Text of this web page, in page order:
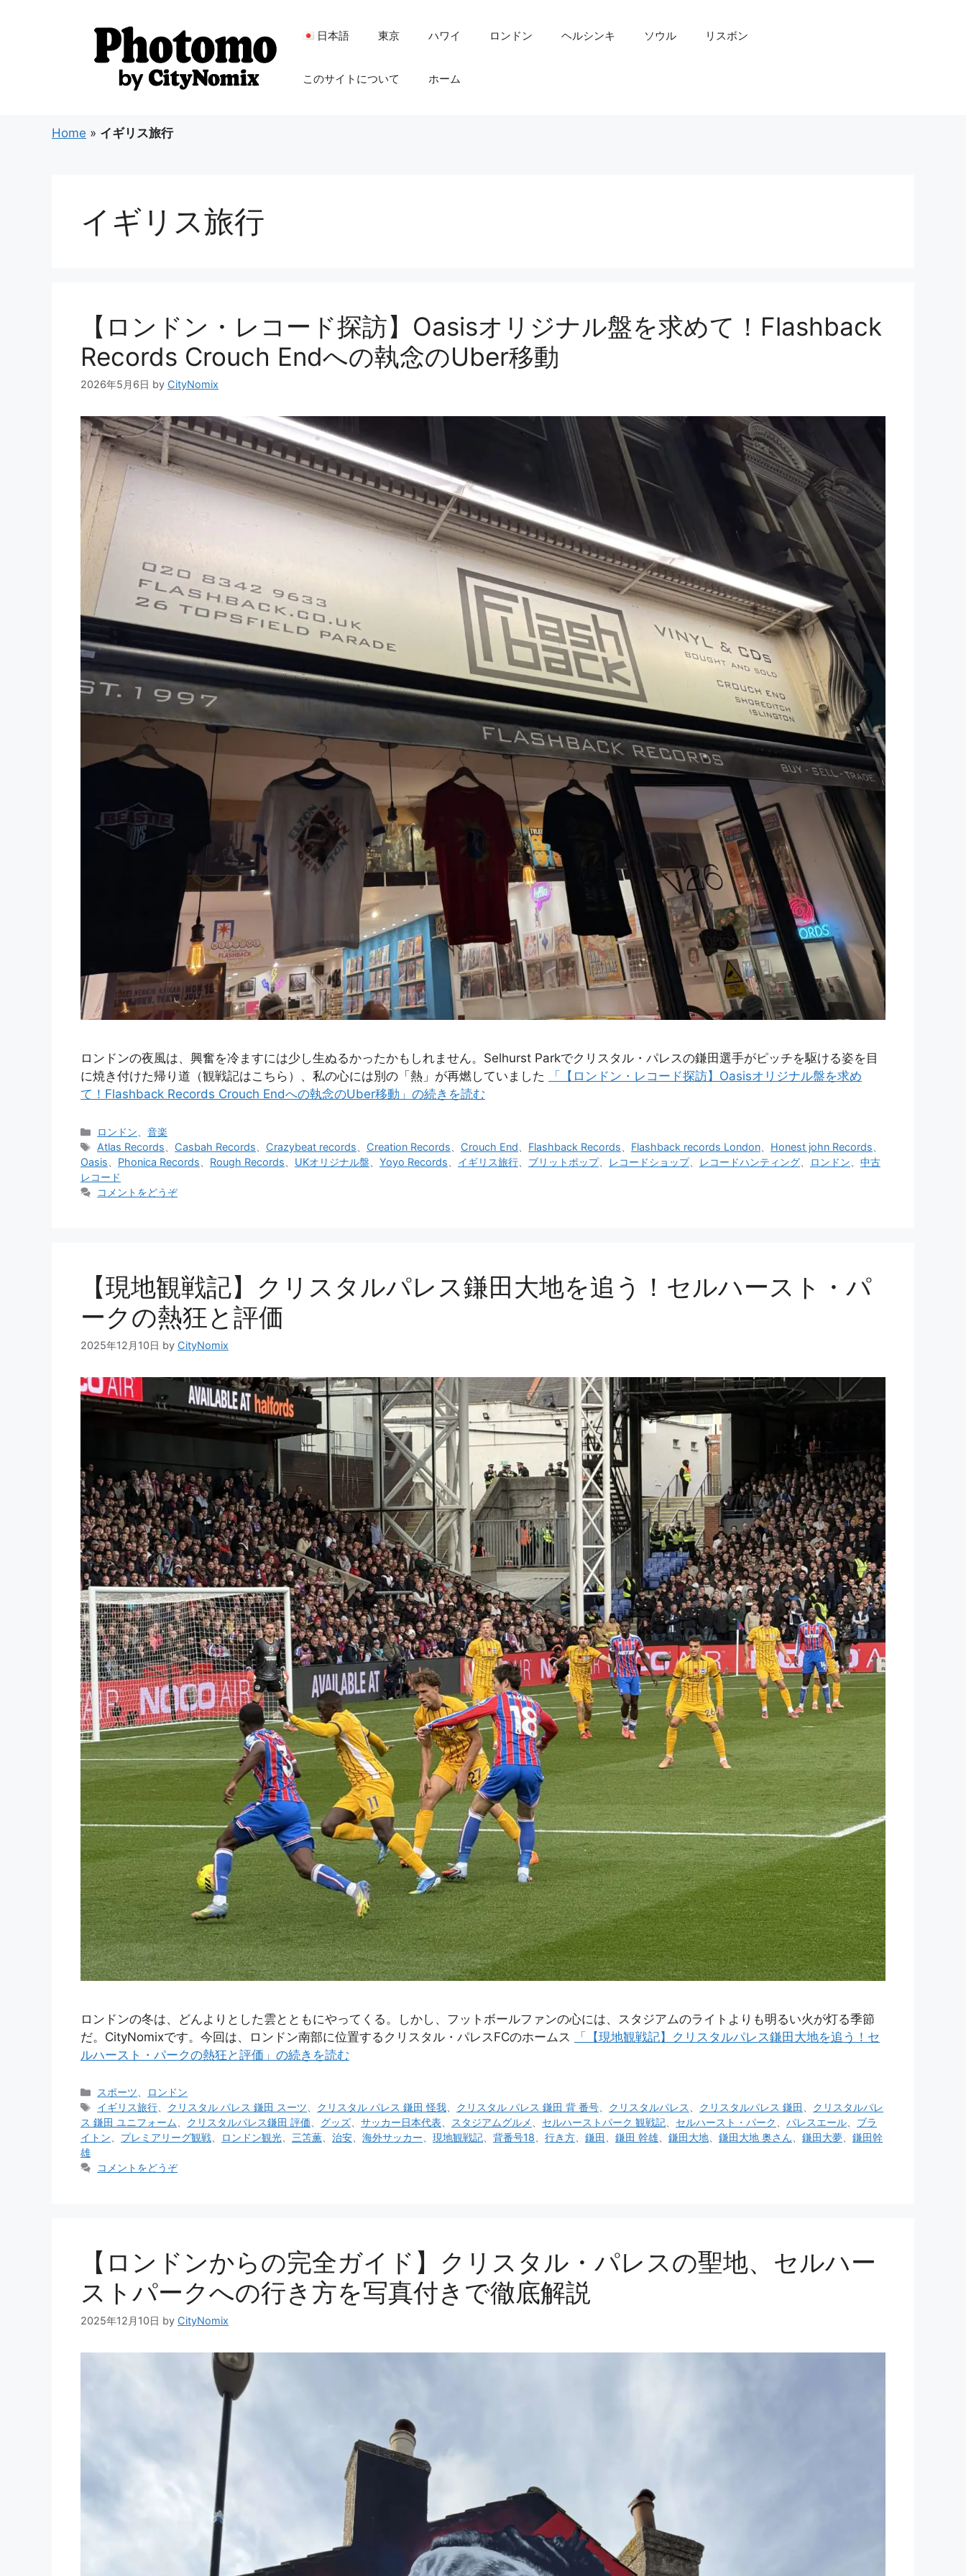
日本語 東京 ハワイ ロンドン ヘルシンキ ソウル リスボン
このサイトについて ホーム
Home » イギリス旅行
イギリス旅行
【ロンドン・レコード探訪】Oasisオリジナル盤を求めて！Flashback
Records Crouch Endへの執念のUber移動
2026年5月6日 by CityNomix
ロンドンの夜風は、興奮を冷ますには少し生ぬるかったかもしれません。Selhurst Parkでクリスタル・パレスの鎌田選手がピッチを駆ける姿を目
に焼き付けた帰り道（観戦記はこちら）、私の心には別の「熱」が再燃していました
「【ロンドン・レコード探訪】Oasisオリジナル盤を求め
て！Flashback Records Crouch Endへの執念のUber移動」の続きを読む
カ
テ
ゴ
リ
ー
ロンドン 、音楽
タ
グ
Atlas Records Casbah Records Crazybeat records Creation Records Crouch End Flashback Records Flashback records London Honest john Records
Oasis
Phonica Records Rough Records UKオリジナル盤 Yoyo Records イギリス旅行 ブリットポップ、 レコードショップ、 レコードハンティング ロンドン
中古
レコード
コメントをどうぞ
【現地観戦記】クリスタルパレス鎌田大地を追う！セルハースト・パ
ークの熱狂と評価
2025年12月10日 by CityNomix
ロンドンの冬は、どんよりとした雲とともにやってくる。しかし、フットボールファンの心には、スタジアムのライトよりも明るい火が灯る季節
だ。CityNomixです。今回は、ロンドン南部に位置するクリスタル・パレスFCのホームス
「【現地観戦記】クリスタルパレス鎌田大地を追う！セ
ルハースト・パークの熱狂と評価」の続きを読む
カ
テ
ゴ
リ
スポーツ、
ロンドン
タ
グ
イギリス旅行、 クリスタル パレス 鎌田 スーツ、 クリスタル パレス 鎌田 怪我、 クリスタル パレス 鎌田 背 番号、 クリスタルパレス、 クリスタルパレス 鎌田、 クリスタルパレ
ス 鎌田 ユニフォーム、 クリスタルパレス鎌田 評価、 グッズ、 サッカー日本代表、 スタジアムグルメ、 セルハーストパーク 観戦記、 セルハースト・パーク、 パレスエール、 ブラ
イトン、 プレミアリーグ観戦、 ロンドン観光、 三笘薫、 治安、 海外サッカー、 現地観戦記、 背番号18、 行き方、 鎌田、 鎌田 幹雄、 鎌田大地、 鎌田大地 奥さん、 鎌田大夢、 鎌田幹
雄
コメントをどうぞ
【ロンドンからの完全ガイド】クリスタル・パレスの聖地、セルハー
ストパークへの行き方を写真付きで徹底解説
2025年12月10日 by CityNomix